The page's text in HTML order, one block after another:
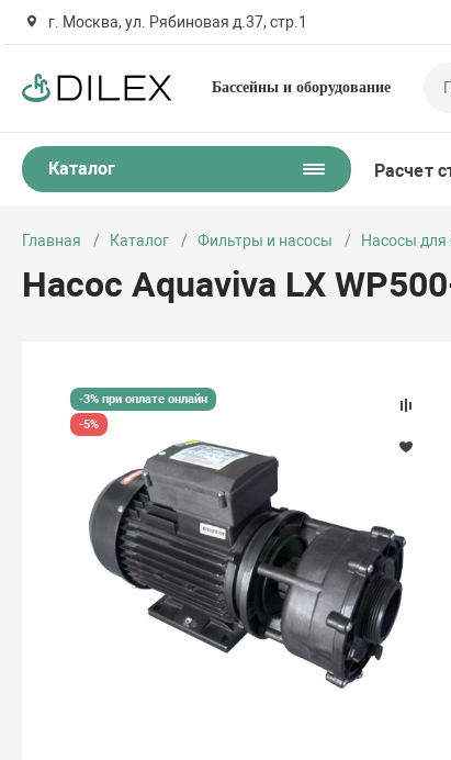
г. Москва, ул. Рябиновая д.37, стр.1
Бассейны и оборудование
Каталог Расчет
Главная Каталог Фильтры и насосы Насосы для
Насос Aquaviva LX
-3% при оплате онлайн
-5%